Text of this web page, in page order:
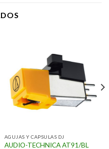
AGUJAS Y CAPSULAS DJ
AUDIO-TECHNICA AT91/BL